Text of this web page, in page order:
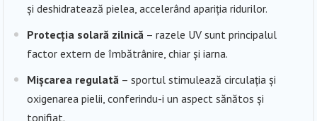
și deshidratează pielea, accelerând apariția ridurilor.
Protecția solară zilnică – razele UV sunt principalul
factor extern de îmbătrânire, chiar și iarna.
Mișcarea regulată – sportul stimulează circulația și
oxigenarea pielii, conferindu-i un aspect sănătos și
tonifiat.